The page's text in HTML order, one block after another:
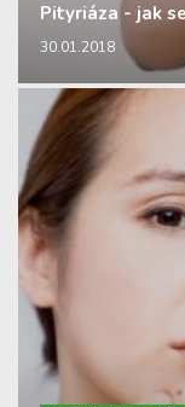
Pityriáza - jak
30.01.2018